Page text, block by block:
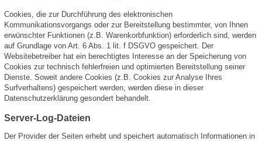
Cookies, die zur Durchführung des elektronischen
Kommunikationsvorgangs oder zur Bereitstellung bestimmter, von Ihnen
erwünschter Funktionen (z.B. Warenkorbfunktion) erforderlich sind, werden
auf Grundlage von Art. 6 Abs. 1 lit. f DSGVO gespeichert. Der
Websitebetreiber hat ein berechtigtes Interesse an der Speicherung von
Cookies zur technisch fehlerfreien und optimierten Bereitstellung seiner
Dienste. Soweit andere Cookies (z.B. Cookies zur Analyse Ihres
Surfverhaltens) gespeichert werden, werden diese in dieser
Datenschutzerklärung gesondert behandelt.
Server-Log-Dateien
Der Provider der Seiten erhebt und speichert automatisch Informationen in